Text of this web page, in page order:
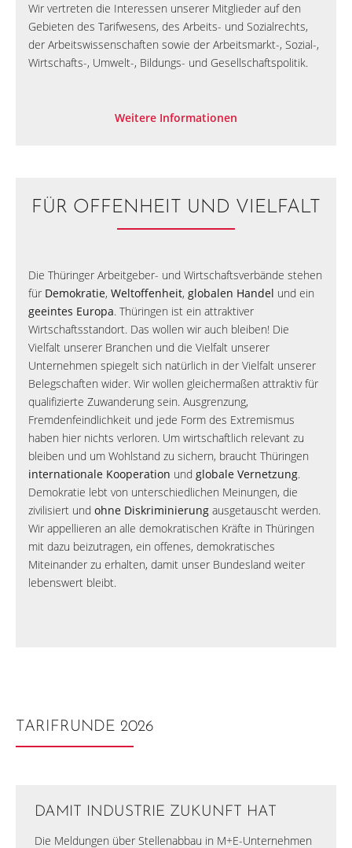
Wir vertreten die Interessen unserer Mitglieder auf den
Gebieten des Tarifwesens, des Arbeits- und Sozialrechts,
der Arbeitswissenschaften sowie der Arbeitsmarkt-, Sozial-,
Wirtschafts-, Umwelt-, Bildungs- und Gesellschaftspolitik.
Weitere Informationen
FÜR OFFENHEIT UND VIELFALT
Die Thüringer Arbeitgeber- und Wirtschaftsverbände stehen
für Demokratie, Weltoffenheit, globalen Handel und ein
geeintes Europa. Thüringen ist ein attraktiver
Wirtschaftsstandort. Das wollen wir auch bleiben! Die
Vielfalt unserer Branchen und die Vielfalt unserer
Unternehmen spiegelt sich natürlich in der Vielfalt unserer
Belegschaften wider. Wir wollen gleichermaßen attraktiv für
qualifizierte Zuwanderung sein. Ausgrenzung,
Fremdenfeindlichkeit und jede Form des Extremismus
haben hier nichts verloren. Um wirtschaftlich relevant zu
bleiben und um Wohlstand zu sichern, braucht Thüringen
internationale Kooperation und globale Vernetzung.
Demokratie lebt von unterschiedlichen Meinungen, die
zivilisiert und ohne Diskriminierung ausgetauscht werden.
Wir appellieren an alle demokratischen Kräfte in Thüringen
mit dazu beizutragen, ein offenes, demokratisches
Miteinander zu erhalten, damit unser Bundesland weiter
lebenswert bleibt.
TARIFRUNDE 2026
DAMIT INDUSTRIE ZUKUNFT HAT
Die Meldungen über Stellenabbau in M+E-Unternehmen